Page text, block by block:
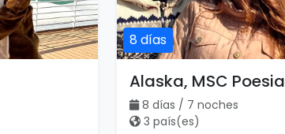
8 días
Alaska, MSC Poesia
8 días / 7 noches
3 país(es)